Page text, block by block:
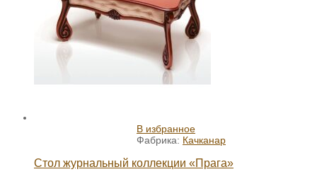
В избранное
Фабрика: Качканар
Стол журнальный коллекции «Прага»